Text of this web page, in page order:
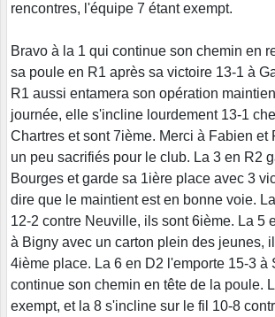
rencontres, l'équipe 7 étant exempt.
Bravo à la 1 qui continue son chemin en
sa poule en R1 après sa victoire 13-1 à
R1 aussi entamera son opération
journée, elle s'incline lourdement 13-1
Chartres et sont 7ième. Merci à Fabien et
un peu sacrifiés pour le club. La 3 en R2
Bourges et garde sa 1ière place avec 3
dire que le maintient est en bonne voie.
12-2 contre Neuville, ils sont 6ième. La 5
à Bigny avec un carton plein des jeunes,
4ième place. La 6 en D2 l'emporte 15-3 à
continue son chemin en tête de la poule.
exempt, et la 8 s'incline sur le fil 10-8